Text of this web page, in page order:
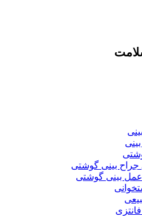
جراح بینی گوشتی
عمل بینی گوشتی